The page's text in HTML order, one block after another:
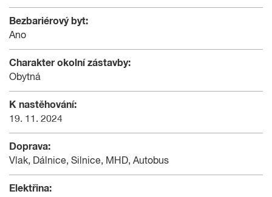
Bezbariérový byt:
Ano
Charakter okolní zástavby:
Obytná
K nastěhování:
19. 11. 2024
Doprava:
Vlak, Dálnice, Silnice, MHD, Autobus
Elektřina: